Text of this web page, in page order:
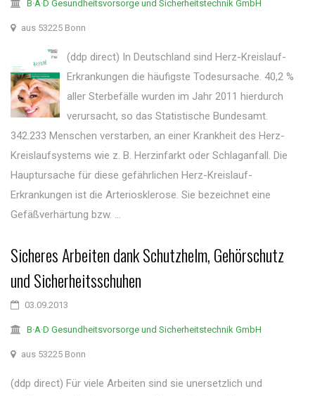
B·A·D Gesundheitsvorsorge und Sicherheitstechnik GmbH
aus 53225 Bonn
(ddp direct) In Deutschland sind Herz-Kreislauf-
Erkrankungen die häufigste Todesursache. 40,2 %
aller Sterbefälle wurden im Jahr 2011 hierdurch
verursacht, so das Statistische Bundesamt.
342.233 Menschen verstarben, an einer Krankheit des Herz-
Kreislaufsystems wie z. B. Herzinfarkt oder Schlaganfall. Die
Hauptursache für diese gefährlichen Herz-Kreislauf-
Erkrankungen ist die Arteriosklerose. Sie bezeichnet eine
Gefäßverhärtung bzw. ...
Sicheres Arbeiten dank Schutzhelm, Gehörschutz
und Sicherheitsschuhen
03.09.2013
B·A·D Gesundheitsvorsorge und Sicherheitstechnik GmbH
aus 53225 Bonn
(ddp direct) Für viele Arbeiten sind sie unersetzlich und